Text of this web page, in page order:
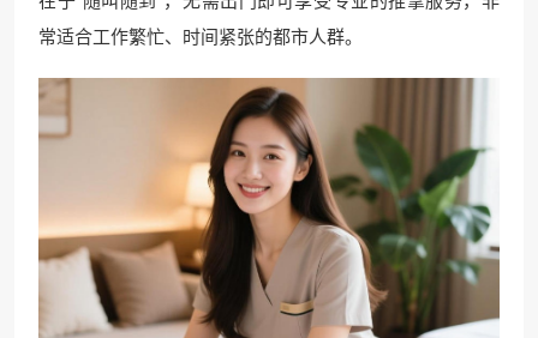
常适合工作繁忙、时间紧张的都市人群。